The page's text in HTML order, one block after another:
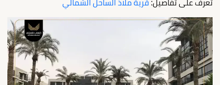
تعرف على تفاصيل: قرية ملاذ الساحل الشمالي